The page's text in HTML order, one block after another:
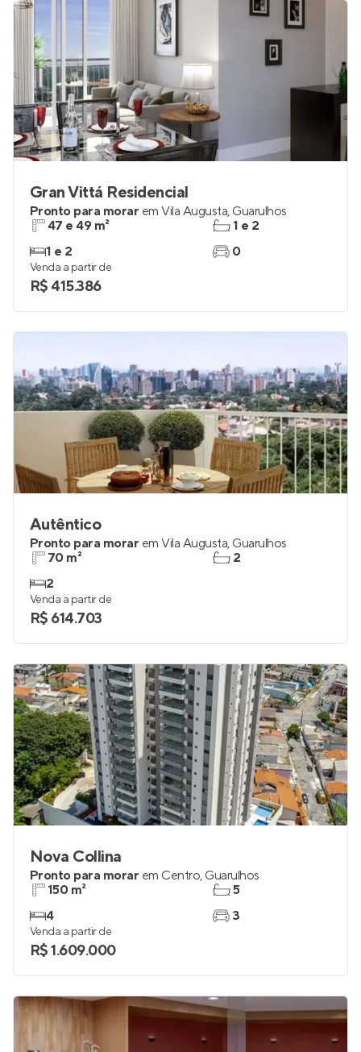
Gran Vittá Residencial
Pronto para morar em Vila Augusta, Guarulhos
47 e 49 m²
1 e 2
1 e 2
0
Venda a partir de
R$ 415.386
Autêntico
Pronto para morar em Vila Augusta, Guarulhos
70 m²
2
2
Venda a partir de
R$ 614.703
Nova Collina
Pronto para morar em Centro, Guarulhos
150 m²
4
5
3
Venda a partir de
R$ 1.609.000